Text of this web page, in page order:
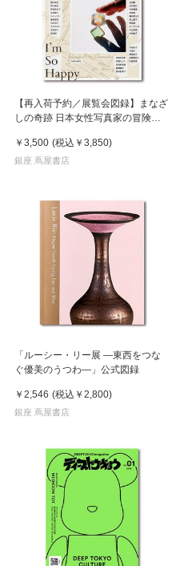
【再入荷予約／展覧会図録】まなざ
しの奇跡 日本女性写真家の冒険
￥3,500 (税込 ￥3,850)
銀座 蔦屋書店
「ルーシー・リー展 ―東西をつな
ぐ優美のうつわ―」公式図録
￥2,546 (税込 ￥2,800)
銀座 蔦屋書店